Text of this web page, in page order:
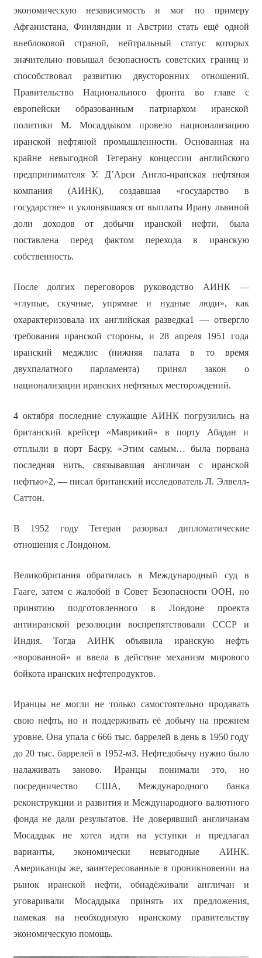
экономическую независимость и мог по примеру
Афганистана, Финляндии и Австрии стать ещё одной
внеблоковой страной, нейтральный статус которых
значительно повышал безопасность советских границ и
способствовал развитию двусторонних отношений.
Правительство Национального фронта во главе с
европейски образованным патриархом иранской
политики М. Мосаддыком провело национализацию
иранской нефтяной промышленности. Основанная на
крайне невыгодной Тегерану концессии английского
предпринимателя У. Д’Арси Англо-иранская нефтяная
компания (АИНК), создавшая «государство в
государстве» и уклонявшаяся от выплаты Ирану львиной
доли доходов от добычи иранской нефти, была
поставлена перед фактом перехода в иранскую
собственность.
После долгих переговоров руководство АИНК —
«глупые, скучные, упрямые и нудные люди», как
охарактеризовала их английская разведка1 — отвергло
требования иранской стороны, и 28 апреля 1951 года
иранский меджлис (нижняя палата в то время
двухпалатного парламента) принял закон о
национализации иранских нефтяных месторождений.
4 октября последние служащие АИНК погрузились на
британский крейсер «Маврикий» в порту Абадан и
отплыли в порт Басру. «Этим самым… была порвана
последняя нить, связывавшая англичан с иранской
нефтью»2, — писал британский исследователь Л. Элвелл-
Саттон.
В 1952 году Тегеран разорвал дипломатические
отношения с Лондоном.
Великобритания обратилась в Международный суд в
Гааге, затем с жалобой в Совет Безопасности ООН, но
принятию подготовленного в Лондоне проекта
антииранской резолюции воспрепятствовали СССР и
Индия. Тогда АИНК объявила иранскую нефть
«ворованной» и ввела в действие механизм мирового
бойкота иранских нефтепродуктов.
Иранцы не могли не только самостоятельно продавать
свою нефть, но и поддерживать её добычу на прежнем
уровне. Она упала с 666 тыс. баррелей в день в 1950 году
до 20 тыс. баррелей в 1952-м3. Нефтедобычу нужно было
налаживать заново. Иранцы понимали это, но
посредничество США, Международного банка
реконструкции и развития и Международного валютного
фонда не дали результатов. Не доверявший англичанам
Мосаддык не хотел идти на уступки и предлагал
варианты, экономически невыгодные АИНК.
Американцы же, заинтересованные в проникновении на
рынок иранской нефти, обнадёживали англичан и
уговаривали Мосаддыка принять их предложения,
намекая на необходимую иранскому правительству
экономическую помощь.